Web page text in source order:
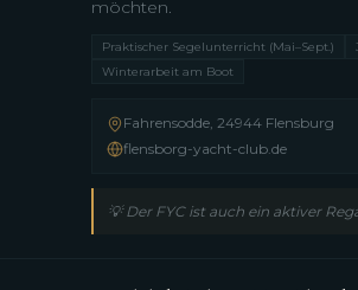
möchten.
Praktischer Segelunterricht (Mai–Sept.)
Winterarbeit am Boot
Fahrensodde, 24944 Flensburg
flensborg-yacht-club.de
💡Der FYC ist auch ein aktiver